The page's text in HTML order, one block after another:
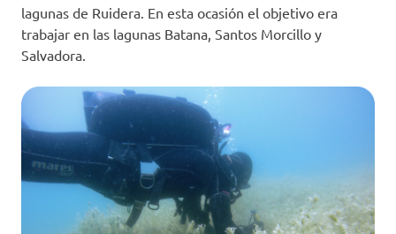
lagunas de Ruidera. En esta ocasión el objetivo era
trabajar en las lagunas Batana, Santos Morcillo y
Salvadora.